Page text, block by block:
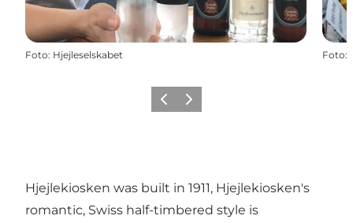
Foto: Hjejleselskabet Foto:
Föregående
Nästa
Hjejlekiosken was built in 1911, Hjejlekiosken's
romantic, Swiss half-timbered style is